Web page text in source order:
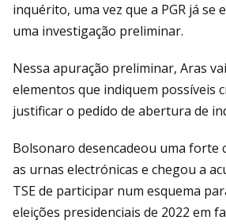
inquérito, uma vez que a PGR já se
uma investigação preliminar.
Nessa apuração preliminar, Aras
elementos que indiquem possíveis
justificar o pedido de abertura de
Bolsonaro desencadeou uma forte
as urnas electrónicas e chegou a
TSE de participar num esquema
eleições presidenciais de 2022 em